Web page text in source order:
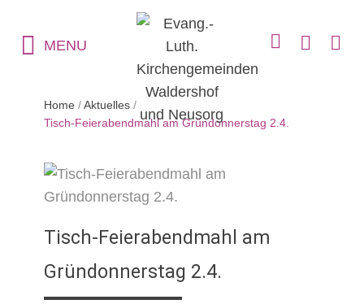
MENU
Home / Aktuelles /
Tisch-Feierabendmahl am Gründonnerstag 2.4.
Tisch-Feierabendmahl am
Gründonnerstag 2.4.